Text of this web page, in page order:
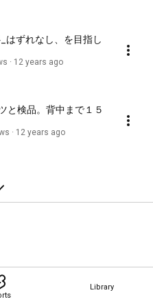
Library
はずれなし、を目指し
12 years ago
と検品。背中まで１５
12 years ago